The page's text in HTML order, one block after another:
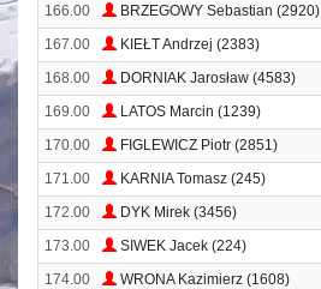
166.00 BRZEGOWY Sebastian (2920)
167.00
KIEŁT Andrzej (2383)
168.00
DORNIAK Jarosław (4583)
169.00 LATOS Marcin (1239)
170.00 FIGLEWICZ Piotr (2851)
171.00 KARNIA Tomasz (245)
172.00 DYK Mirek (3456)
173.00
SIWEK Jacek (224)
174.00
WRONA Kazimierz (1608)